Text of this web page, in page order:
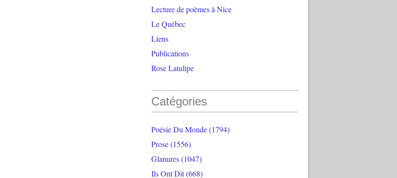
Lecture de poèmes à Nice
Le Québec
Liens
Publications
Rose Latulipe
Catégories
Poésie Du Monde(1794)
Prose(1556)
Glanures(1047)
Ils Ont Dit(668)